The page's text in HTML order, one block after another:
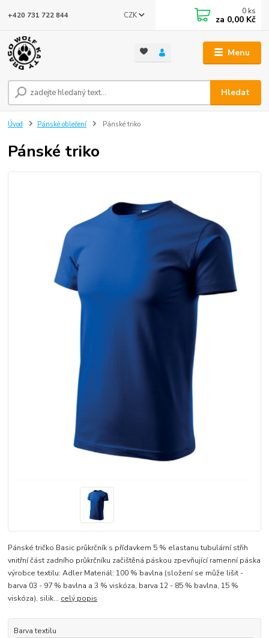
Menu
CZK
Hledat
+420 731 722 844 0 ks
za 0,00 Kč
Úvod Pánské oblečení Pánské triko
Pánské triko
Pánské tričko Basic průkrčník s přídavkem 5 % elastanu tubulární střih
vnitřní část zadního průkrčníku začištěná páskou zpevňující ramenní páska
výrobce textilu: Adler Materiál: 100 % bavlna (složení se může lišit -
barva 03 - 97 % bavlna a 3 % viskóza, barva 12 - 85 % bavlna, 15 %
viskóza), silik... celý popis
Barva textilu